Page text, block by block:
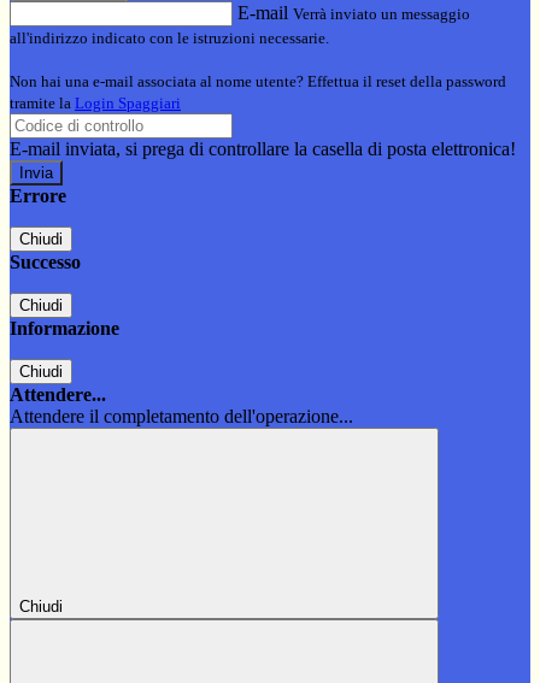
E-mail Verrà inviato un messaggio
all'indirizzo indicato con le istruzioni necessarie.
Non hai una e-mail associata al nome utente? Effettua il reset della password
tramite la Login Spaggiari
E-mail inviata, si prega di controllare la casella di posta elettronica!
Errore
Chiudi
Successo
Chiudi
Informazione
Chiudi
Attendere...
Attendere il completamento dell'operazione...
Chiudi